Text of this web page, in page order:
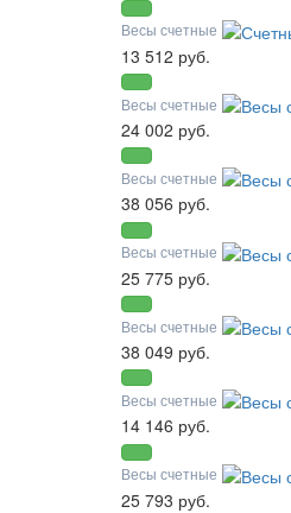
Весы счетные
13 512 руб.
Весы счетные
24 002 руб.
Весы счетные
38 056 руб.
Весы счетные
25 775 руб.
Весы счетные
38 049 руб.
Весы счетные
14 146 руб.
Весы счетные
25 793 руб.